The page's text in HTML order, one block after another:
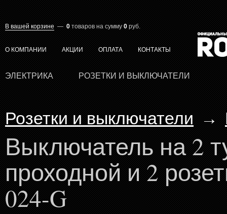
В вашей корзине — 0 товаров на сумму 0 руб.
О КОМПАНИИ АКЦИИ ОПЛАТА КОНТАКТЫ
ЭЛЕКТРИКА РОЗЕТКИ И ВЫКЛЮЧАТЕЛИ
Розетки и выключатели →
Выключатель на 2
проходной и 2
024-G